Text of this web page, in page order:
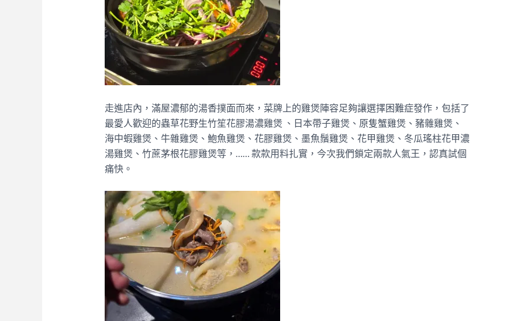
走進店內，滿屋濃郁的湯香撲面而來，菜牌上的雞煲陣容足夠讓選擇困難症發作，包括了
最愛人歡迎的蟲草花野生竹笙花膠湯濃雞煲 、日本帶子雞煲、原隻蟹雞煲、豬雜雞煲、
海中蝦雞煲、牛雜雞煲、鮑魚雞煲、花膠雞煲、墨魚鬚雞煲、花甲雞煲、冬瓜瑤柱花甲濃
湯雞煲、竹蔗茅根花膠雞煲等，…… 款款用料扎實，今次我們鎖定兩款人氣王，認真試個
痛快。